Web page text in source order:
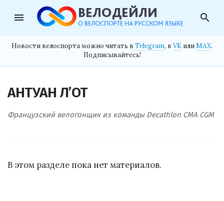
menu search
Новости велоспорта можно читать в Telegram, в VK илиMAX.
Подписывайтесь!
АНТУАН Л’ОТ
Французский велогонщик из команды Decathlon CMA CGM
В этом разделе пока нет материалов.